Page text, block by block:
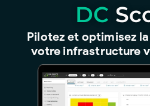
DC
Pilotez et optimisez
votre infrastructure